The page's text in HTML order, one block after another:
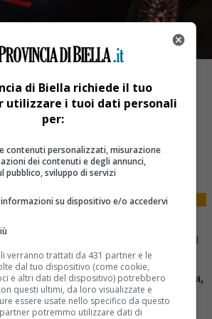
di Biella come
Fonte preferita su
a casa tiene la musica troppo alta,
i vetri. Questo in sintesi quanto
a Triveronella serata di ieri,
di Biella richiede il tuo
utilizzare i tuoi dati personali
per:
contenuti personalizzati, misurazione
dei contenuti e degli annunci,
pubblico, sviluppo di servizi
su dispositivo e/o accedervi
verranno trattati da 431 partner e le
dal tuo dispositivo (come cookie,
e altri dati del dispositivo) potrebbero
questi ultimi, da loro visualizzate e
essere usate nello specifico da questo
potremmo utilizzare dati di